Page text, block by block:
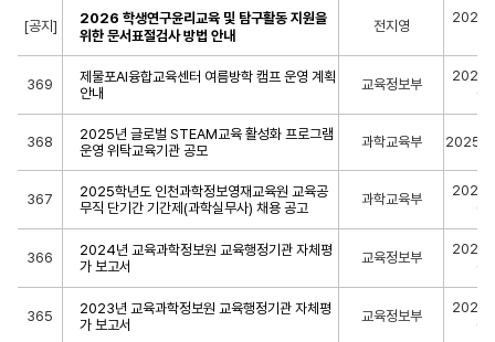
[공지]
2026 학생연구윤리교육 및 탐구활동 지원을
위한 문서표절검사 방법 안내
전지영
369
제물포AI융합교육센터 여름방학 캠프 운영 계획
안내
교육정보부
04
368
2025년 글로벌 STEAM교육 활성화 프로그램
운영 위탁교육기관 공모
과학교육부 2025-
367
2025학년도 인천과학정보영재교육원 교육공
무직 단기간 기간제(과학실무사) 채용 공고
과학교육부
09
366
2024년 교육과학정보원 교육행정기관 자체평
가 보고서
교육정보부
05
365
2023년 교육과학정보원 교육행정기관 자체평
가 보고서
교육정보부
05